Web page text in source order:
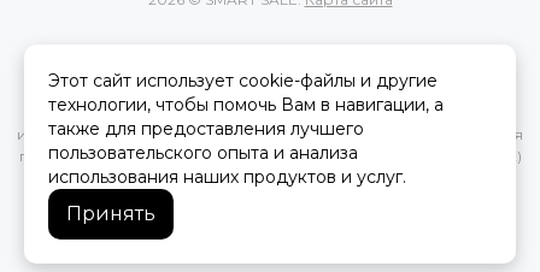
Вся представленная на сайте информация, касающаяся
характеристик, стоимости товаров и услуг, носит
информационный характер и ни при каких условиях не является
публичной офертой, определяемой положениями Статьи 437(2)
Гражданского кодекса РФ.
Этот сайт использует cookie-файлы и другие
технологии, чтобы помочь Вам в навигации, а
также для предоставления лучшего
пользовательского опыта и анализа
использования наших продуктов и услуг.
Принять